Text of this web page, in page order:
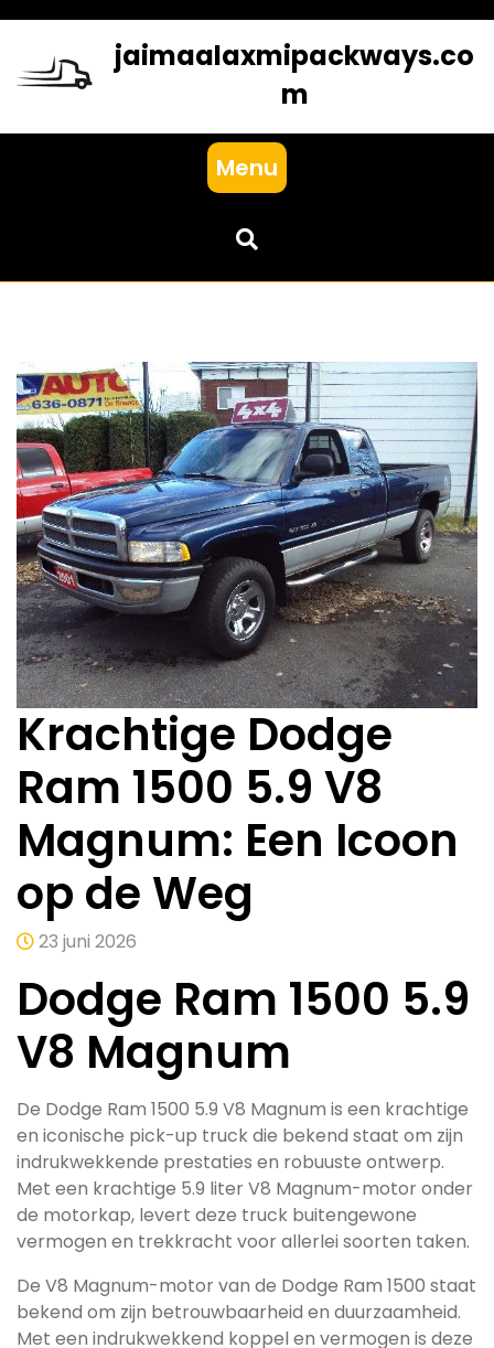
content
jaimaalaxmipackways.co
m
Menu
Krachtige Dodge
Ram 1500 5.9 V8
Magnum: Een Icoon
op de Weg
23 juni 2026
Dodge Ram 1500 5.9
V8 Magnum
De Dodge Ram 1500 5.9 V8 Magnum is een krachtige
en iconische pick-up truck die bekend staat om zijn
indrukwekkende prestaties en robuuste ontwerp.
Met een krachtige 5.9 liter V8 Magnum-motor onder
de motorkap, levert deze truck buitengewone
vermogen en trekkracht voor allerlei soorten taken.
De V8 Magnum-motor van de Dodge Ram 1500 staat
bekend om zijn betrouwbaarheid en duurzaamheid.
Met een indrukwekkend koppel en vermogen is deze